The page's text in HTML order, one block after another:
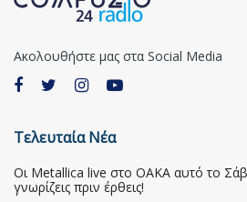
Ακολουθήστε μας στα Social Media
Τελευταία Νέα
Οι Metallica live στο ΟΑΚΑ αυτό το
γνωρίζεις πριν έρθεις!